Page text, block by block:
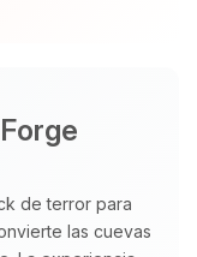
de terror para
las cuevas